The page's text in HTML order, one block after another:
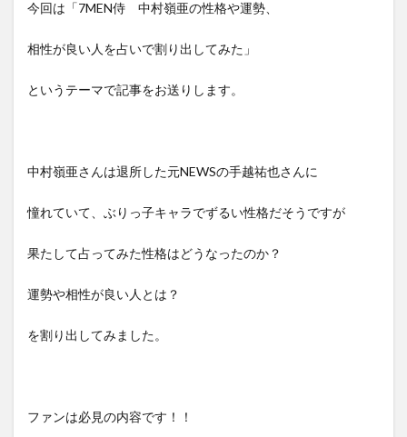
今回は「7MEN侍 中村嶺亜の性格や運勢、
相性が良い人を占いで割り出してみた」
というテーマで記事をお送りします。
中村嶺亜さんは退所した元NEWSの手越祐也さんに
憧れていて、ぶりっ子キャラでずるい性格だそうですが
果たして占ってみた性格はどうなったのか？
運勢や相性が良い人とは？
を割り出してみました。
ファンは必見の内容です！！